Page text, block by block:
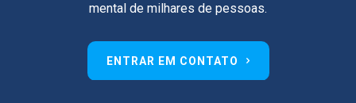
mental de milhares de pessoas.
ENTRAR EM CONTATO